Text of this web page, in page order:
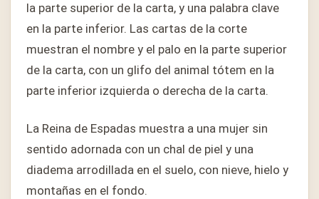
la parte superior de la carta, y una palabra clave
en la parte inferior. Las cartas de la corte
muestran el nombre y el palo en la parte superior
de la carta, con un glifo del animal tótem en la
parte inferior izquierda o derecha de la carta.
La Reina de Espadas muestra a una mujer sin
sentido adornada con un chal de piel y una
diadema arrodillada en el suelo, con nieve, hielo y
montañas en el fondo.